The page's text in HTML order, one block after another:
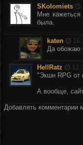
SKolomiets
Мне кажеться
была.
katen
Да обожаю
HellRatz
"Экшн RPG от
А вообще,
Добавлять комментарии